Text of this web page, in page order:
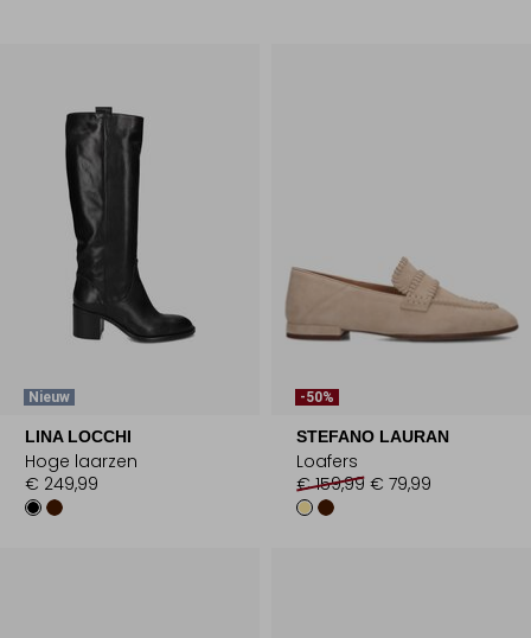
Nieuw
LINA LOCCHI
Hoge laarzen
€ 249,99
-50%
STEFANO LAURAN
Loafers
€ 159,99 € 79,99